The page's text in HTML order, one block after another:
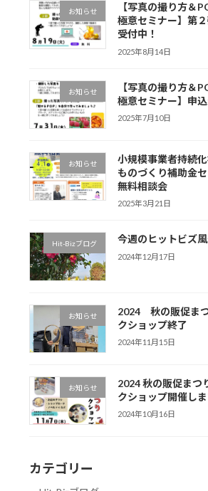
お知らせ
【写真の撮り方＆
極意セミナー】第
受付中！
2025年8月14日
お知らせ
【写真の撮り方＆
極意セミナー】申込
2025年7月10日
お知らせ
小規模事業者持続化
ものづくり補助金
無料相談会
2025年3月21日
Hit-Bizブログ 今週のヒットビズ
2024年12月17日
お知らせ
2024 秋の販促ま
クショップ終了
2024年11月15日
お知らせ
2024 秋の販促ま
クショップ開催し
2024年10月16日
カテゴリー